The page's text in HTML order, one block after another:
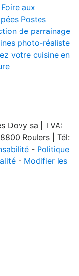
Foire aux
Postes
de parrainage
photo-réaliste
votre cuisine en
Dovy sa | TVA:
Roulers | Tél:
- Politique
- Modifier les